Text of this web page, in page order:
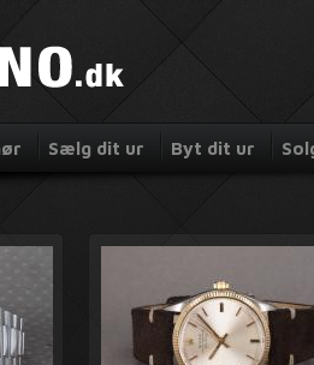
Sælg dit ur Byt dit ur